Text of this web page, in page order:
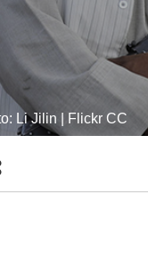
Li Jilin | Flickr CC